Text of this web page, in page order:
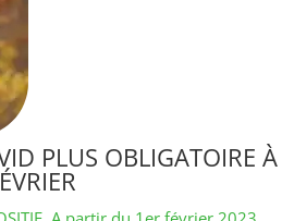
PLUS OBLIGATOIRE À